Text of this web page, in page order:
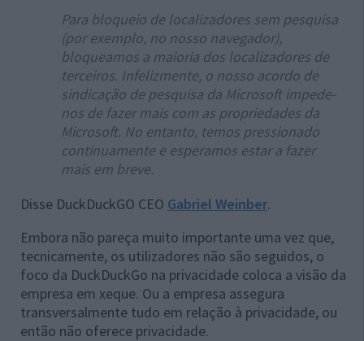
Para bloqueio de localizadores sem pesquisa
(por exemplo, no nosso navegador),
bloqueamos a maioria dos localizadores de
terceiros. Infelizmente, o nosso acordo de
sindicação de pesquisa da Microsoft impede-
nos de fazer mais com as propriedades da
Microsoft. No entanto, temos pressionado
continuamente e esperamos estar a fazer
mais em breve.
Disse DuckDuckGO CEO Gabriel Weinber.
Embora não pareça muito importante uma vez que,
tecnicamente, os utilizadores não são seguidos, o
foco da DuckDuckGo na privacidade coloca a visão da
empresa em xeque. Ou a empresa assegura
transversalmente tudo em relação à privacidade, ou
então não oferece privacidade.